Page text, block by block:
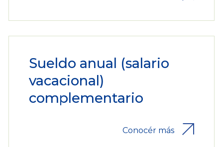
Sueldo anual (salario
vacacional)
complementario
Conocér más